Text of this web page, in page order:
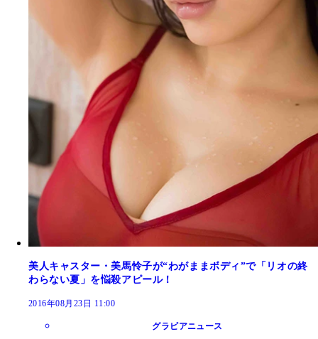
美人キャスター・美馬怜子が“わがままボディ”で「リオの終
わらない夏」を悩殺アピール！
2016年08月23日 11:00
グラビアニュース